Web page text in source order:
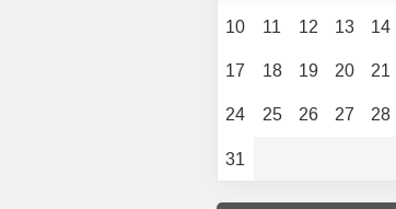
10
11 12 13 14
17
18 19 20 21
24
25 26 27 28
31